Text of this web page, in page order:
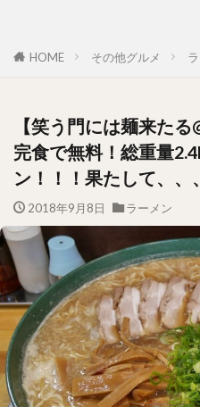
HOME その他グルメ
【笑う門には麺来た
完食で無料！総重量
ン！！！果たして、、、
2018年9月8日 ラーメン